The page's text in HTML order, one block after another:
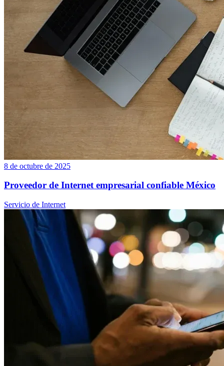
8 de octubre de 2025
Proveedor de Internet empresarial confiable México
Servicio de Internet